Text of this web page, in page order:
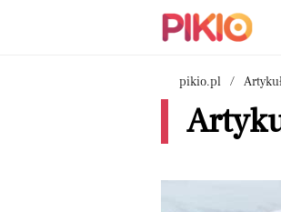
pikio.pl